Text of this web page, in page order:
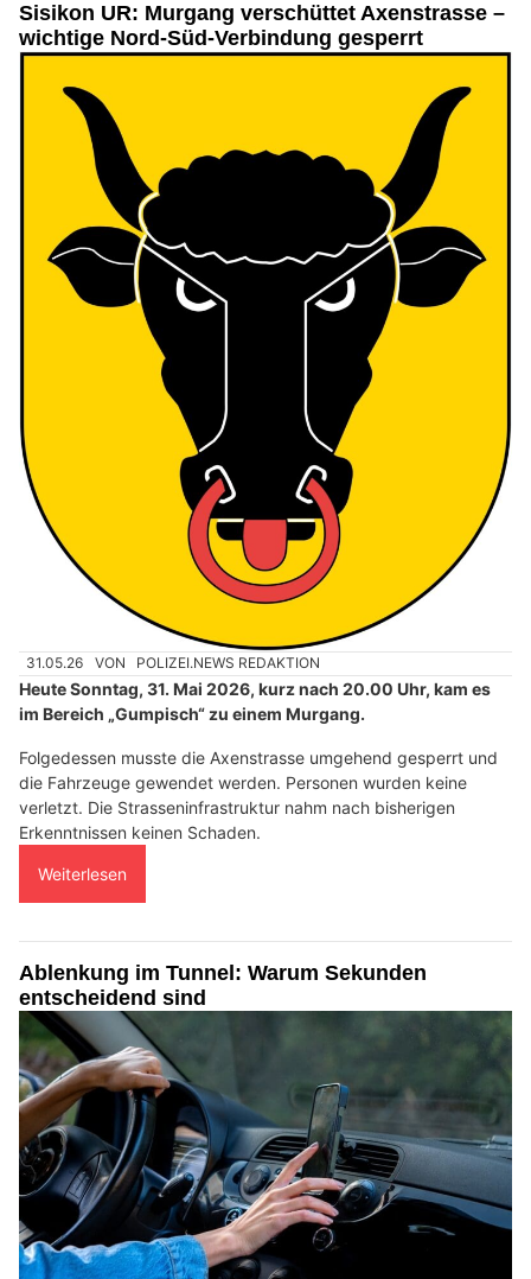
Sisikon UR: Murgang verschüttet Axenstrasse –
wichtige Nord-Süd-Verbindung gesperrt
31.05.26 VON POLIZEI.NEWS REDAKTION
Heute Sonntag, 31. Mai 2026, kurz nach 20.00 Uhr, kam es
im Bereich „Gumpisch“ zu einem Murgang.
Folgedessen musste die Axenstrasse umgehend gesperrt und
die Fahrzeuge gewendet werden. Personen wurden keine
verletzt. Die Strasseninfrastruktur nahm nach bisherigen
Erkenntnissen keinen Schaden.
Weiterlesen
Ablenkung im Tunnel: Warum Sekunden
entscheidend sind